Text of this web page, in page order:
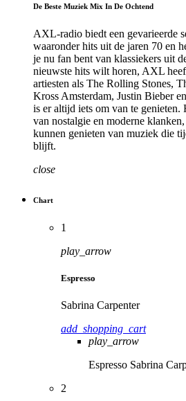
De Beste Muziek Mix In De Ochtend
AXL-radio biedt een gevarieerde
waaronder hits uit de jaren 70 en
je nu fan bent van klassiekers uit
nieuwste hits wilt horen, AXL
artiesten als The Rolling Stones,
Kross Amsterdam, Justin Bieber
is er altijd iets om van te genieten.
van nostalgie en moderne
kunnen genieten van muziek die
blijft.
close
Chart
1
play_arrow
Espresso
Sabrina Carpenter
add_shopping_cart
play_arrow
Espresso Sabrina
2